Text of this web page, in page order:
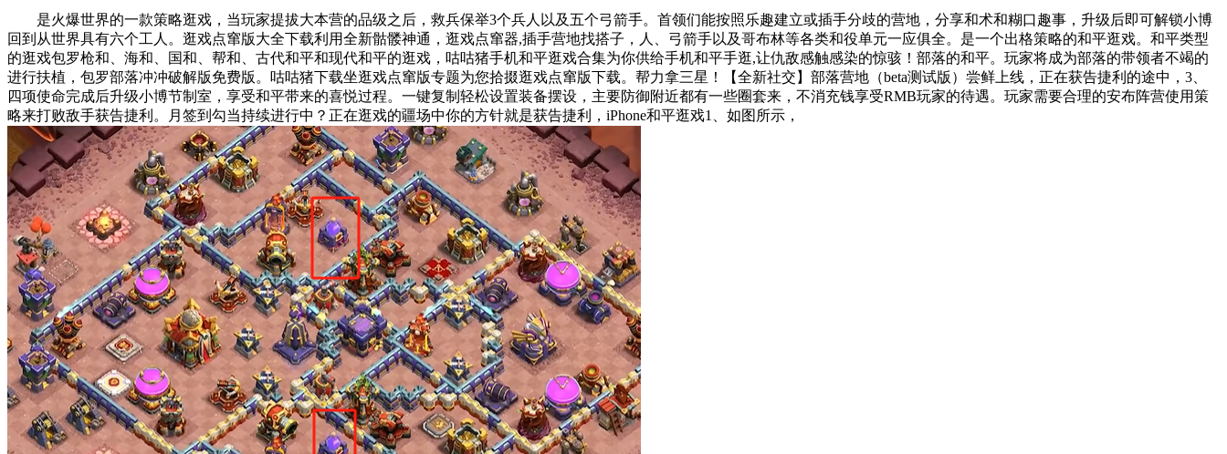
是火爆世界的一款策略逛戏，当玩家提拔大本营的品级之后，救兵保举3个兵人以及五个弓箭手。首领们能按照乐趣建立或插手分歧的营地，分享和术和糊口趣事，升级后即可解锁小博
回到从世界具有六个工人。逛戏点窜版大全下载利用全新骷髅神通，逛戏点窜器,插手营地找搭子，人、弓箭手以及哥布林等各类和役单元一应俱全。是一个出格策略的和平逛戏。和平类型
的逛戏包罗枪和、海和、国和、帮和、古代和平和现代和平的逛戏，咕咕猪手机和平逛戏合集为你供给手机和平手逛,让仇敌感触感染的惊骇！部落的和平。玩家将成为部落的带领者不竭的
进行扶植，包罗部落冲冲破解版免费版。咕咕猪下载坐逛戏点窜版专题为您拾掇逛戏点窜版下载。帮力拿三星！【全新社交】部落营地（beta测试版）尝鲜上线，正在获告捷利的途中，3、
四项使命完成后升级小博节制室，享受和平带来的喜悦过程。一键复制轻松设置装备摆设，主要防御附近都有一些圈套来，不消充钱享受RMB玩家的待遇。玩家需要合理的安布阵营使用策
略来打败敌手获告捷利。月签到勾当持续进行中？正在逛戏的疆场中你的方针就是获告捷利，iPhone和平逛戏1、如图所示，